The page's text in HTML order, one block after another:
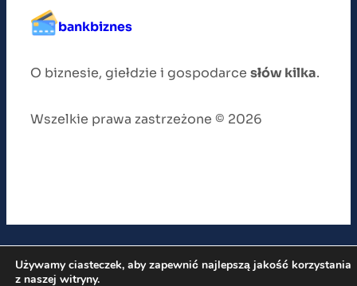
bankbiznes
O biznesie, giełdzie i gospodarce słów kilka.
Wszelkie prawa zastrzeżone © 2026
Używamy ciasteczek, aby zapewnić najlepszą jakość korzystania
z naszej witryny.